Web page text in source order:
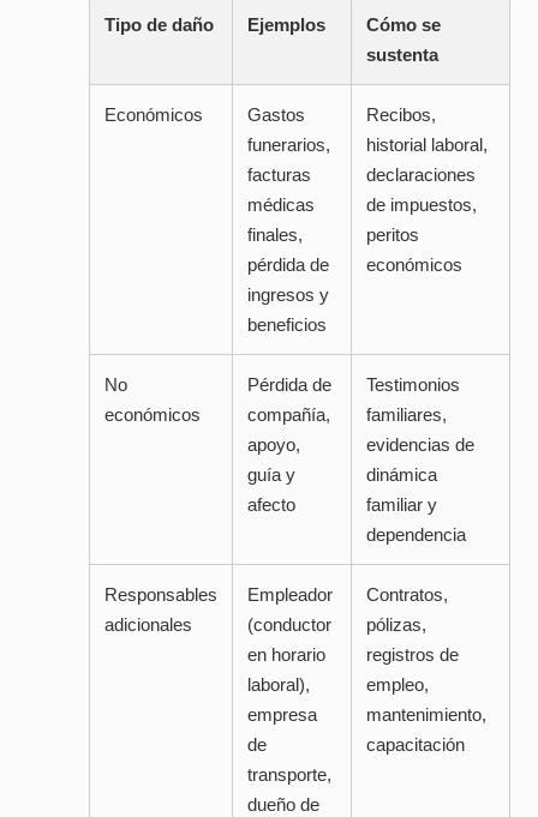
Tipo de daño Ejemplos
Cómo se
sustenta
Económicos
Gastos
funerarios,
facturas
médicas
finales,
pérdida de
ingresos y
beneficios
Recibos,
historial laboral,
declaraciones
de impuestos,
peritos
económicos
No
económicos
Pérdida de
compañía,
apoyo,
guía y
afecto
Testimonios
familiares,
evidencias de
dinámica
familiar y
dependencia
Responsables
adicionales
Empleador
(conductor
en horario
laboral),
empresa
de
transporte,
dueño de
Contratos,
pólizas,
registros de
empleo,
mantenimiento,
capacitación